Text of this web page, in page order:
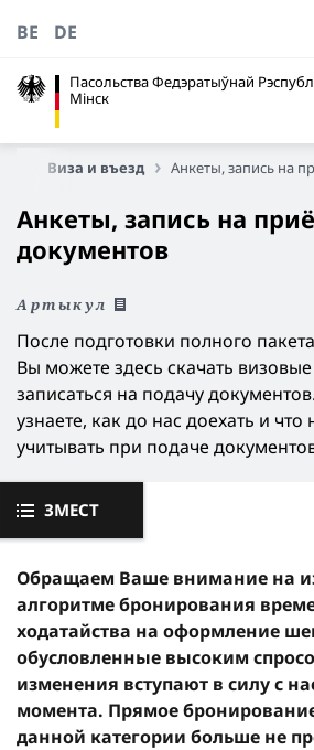
Пасольства Федэратыўнай
Мінск
BE DE
Виза и въезд Анкеты, запись на
Анкеты, запись на
документов
Артыкул
После подготовки полного
Вы можете здесь скачать
записаться на подачу
узнаете, как до нас доехать и что
учитывать при подаче
ЗМЕСТ
Обращаем Ваше внимание на
алгоритме бронирования
ходатайства на оформление
обусловленные высоким
изменения вступают в силу с
момента. Прямое
данной категории больше не